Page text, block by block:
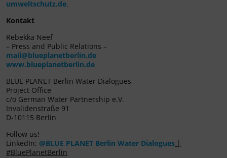
umweltschutz.de.
Kontakt
Rebekka Neef
– Press and Public Relations –
mail@blueplanetberlin.de
www.blueplanetberlin.de
BLUE PLANET Berlin Water Dialogues
Project Office
c/o German Water Partnership e.V.
Invalidenstraße 91
D-10115 Berlin
Follow us!
LinkedIn: @BLUE PLANET Berlin Water Dialogues |
#BluePlanetBerlin